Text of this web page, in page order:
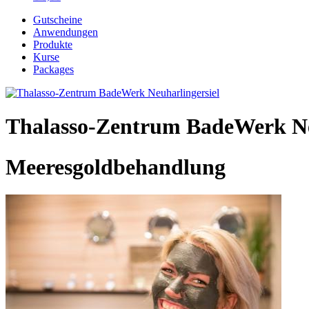
Gutscheine
Anwendungen
Produkte
Kurse
Packages
Thalasso-Zentrum BadeWerk
Meeresgoldbehandlung